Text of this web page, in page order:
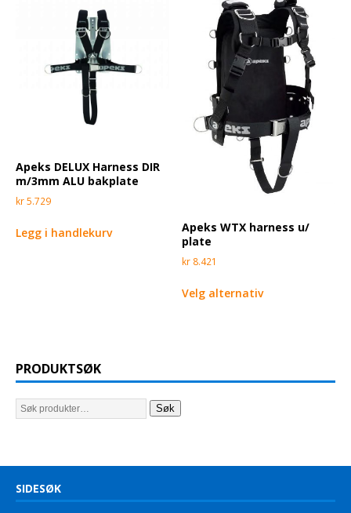
Apeks DELUX Harness DIR
m/3mm ALU bakplate
kr5.729
Legg i handlekurv
Apeks WTX harness u/
plate
kr 8.421
Velg alternativ
PRODUKTSØK
Søk
SIDESØK